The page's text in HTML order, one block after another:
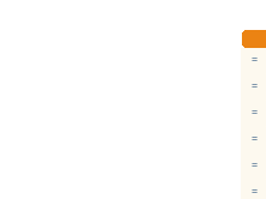
=
=
=
=
=
=